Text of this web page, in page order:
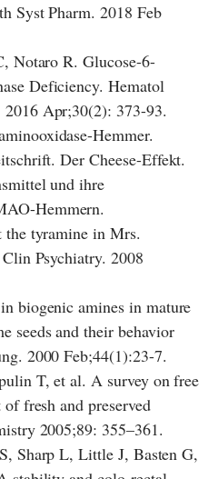
Syst Pharm. 2018 Feb
Notaro R. Glucose-6-
Deficiency. Hematol
Apr;30(2): 373-93.
Hemmer.
Der Cheese-Effekt.
und ihre
Hemmern.
the tyramine in Mrs.
Psychiatry. 2008
biogenic amines in mature
seeds and their behavior
2000 Feb;44(1):23-7.
T, et al. A survey on free
fresh and preserved
2005;89: 355–361.
Sharp L, Little J, Basten G,